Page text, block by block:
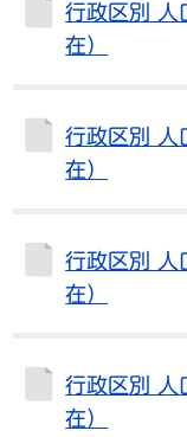
行政区別 人
在）
行政区別 人
在）
行政区別 人
在）
行政区別 人
在）